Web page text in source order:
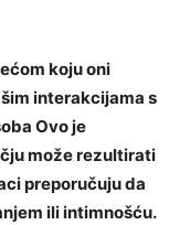
koju oni
interakcijama s
Ovo je
može rezultirati
preporučuju da
ili intimnošću.